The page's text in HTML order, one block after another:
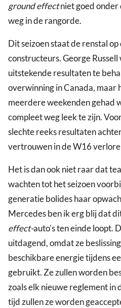
ground effectniet goed onder
weg in de rangorde.
Dit seizoen staat de renstal
constructeurs. George Russell
uitstekende resultaten te
overwinning in Canada, maar
meerdere weekenden gehad
compleet weg leek te zijn.
slechte reeks resultaten
vertrouwen in de W16
Het is dan ook niet raar dat
wachten tot het seizoen
generatie bolides haar
Mercedes ben ik erg blij dat
effect-auto's ten einde loopt.
uitdagend, omdat ze
beschikbare energie tijdens
gebruikt. Ze zullen worden
zoals elk nieuwe reglement in
tijd zullen ze worden